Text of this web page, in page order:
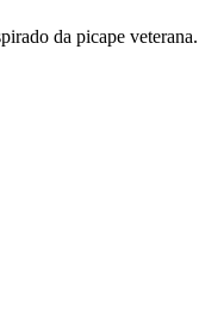
da picape